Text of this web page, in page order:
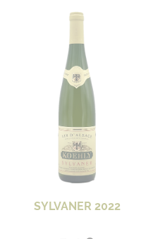
SYLVANER 2022